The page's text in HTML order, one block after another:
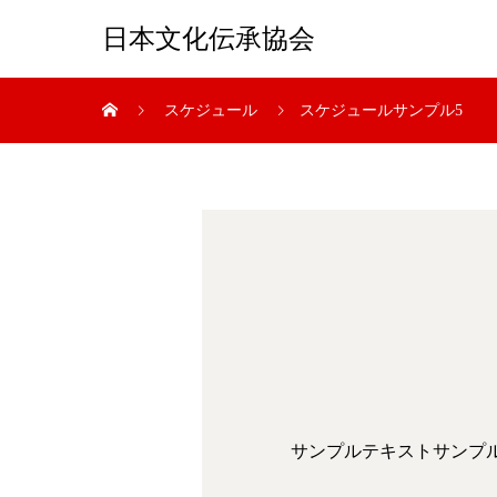
日本文化伝承協会
スケジュール スケジュールサンプル5
サンプルテキストサンプ